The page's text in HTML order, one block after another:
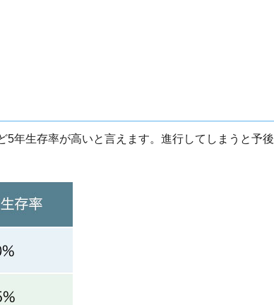
年生存率が高いと言えます。進行してしまうと予後